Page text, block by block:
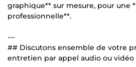
graphique** sur mesure, pour une
professionnelle**.
---
## Discutons ensemble de votre
entretien par appel audio ou vidéo